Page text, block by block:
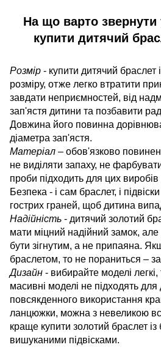
На що варто звернути
купити дитячий
Розмір - купити дитячий браслет
розміру, отже легко втратити
завдати неприємностей, від
зап'ястя дитини та позбавити
Довжина його повинна
діаметра зап'ястя.
Матеріал – обов'язково
не виділяти запаху, не
проби підходить для цих
Безпека - і сам браслет, і
гострих граней, щоб дитина
Надійність - дитячий золотий
мати міцний надійний замок,
бути зігнутим, а не припаяна.
браслетом, то не пораниться –
Дизайн - вибирайте моделі легкі,
масивні моделі не підходять
повсякденного використання
ланцюжки, можна з невеликою
краще купити золотий браслет
вишуканими підвісками.